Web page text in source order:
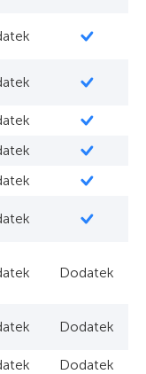
Dodatek
Dodatek
Dodatek